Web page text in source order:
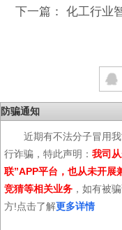
下一篇：化工行业
防骗通知
近期有不法分子冒用
行诈骗，特此声明： 我司
联”APP平台，也从未开展
竞猜等相关业务 ，如有被
方!点击了解更多详情